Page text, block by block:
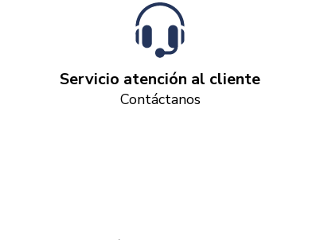
Servicio atención al cliente
Contáctanos